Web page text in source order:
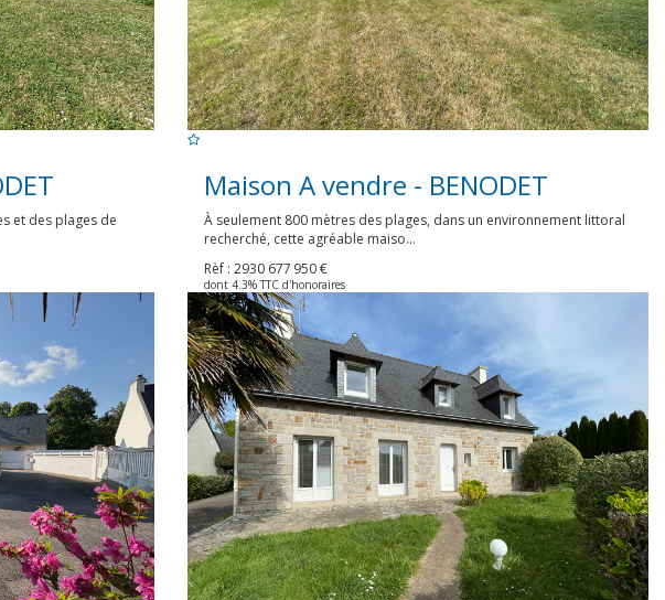
et des plages de
Maison A vendre - BENODET
À seulement 800 mètres des plages, dans un environnement littoral
recherché, cette agréable maiso...
Rèf : 2930 677 950 €
dont 4.3% TTC d'honoraires